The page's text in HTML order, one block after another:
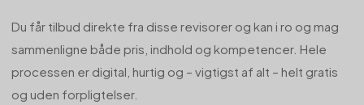
Du får tilbud direkte fra disse revisorer og kan i ro og mag
sammenligne både pris, indhold og kompetencer. Hele
processen er digital, hurtig og – vigtigst af alt – helt gratis
og uden forpligtelser.